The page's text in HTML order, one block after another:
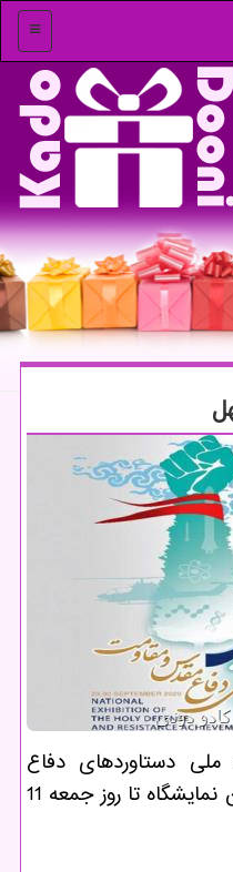
منو
دستاوردهای دفاع
مقدس و مقاومت از تمدید این نمایشگاه تا روز جمعه 11